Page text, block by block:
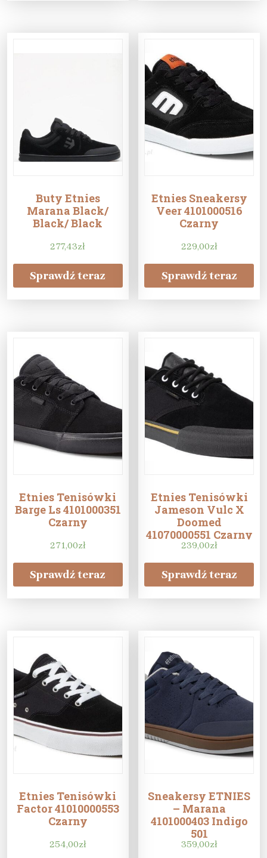
Buty Etnies
Marana Black/
Black/ Black
277,43zł
Sprawdź teraz
Etnies Sneakersy
Veer 4101000516
Czarny
229,00zł
Sprawdź teraz
Etnies Tenisówki
Barge Ls 4101000351
Czarny
271,00zł
Sprawdź teraz
Etnies Tenisówki
Jameson Vulc X
Doomed
41070000551 Czarny
239,00zł
Sprawdź teraz
Etnies Tenisówki
Factor 41010000553
Czarny
254,00zł
Sneakersy ETNIES
– Marana
4101000403 Indigo
501
359,00zł